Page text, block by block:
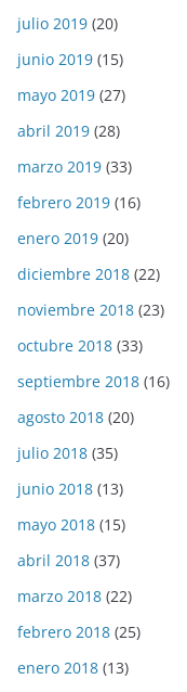
julio 2019 (20)
junio 2019 (15)
mayo 2019 (27)
abril 2019 (28)
marzo 2019 (33)
febrero 2019 (16)
enero 2019 (20)
diciembre 2018 (22)
noviembre 2018 (23)
octubre 2018 (33)
septiembre 2018 (16)
agosto 2018 (20)
julio 2018 (35)
junio 2018 (13)
mayo 2018 (15)
abril 2018 (37)
marzo 2018 (22)
febrero 2018 (25)
enero 2018 (13)